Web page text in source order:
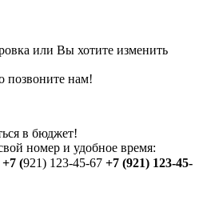
или Вы хотите изменить
позвоните нам!
в бюджет!
номер и удобное время:
+7 (921) 123-45-67 +7 (921) 123-45-